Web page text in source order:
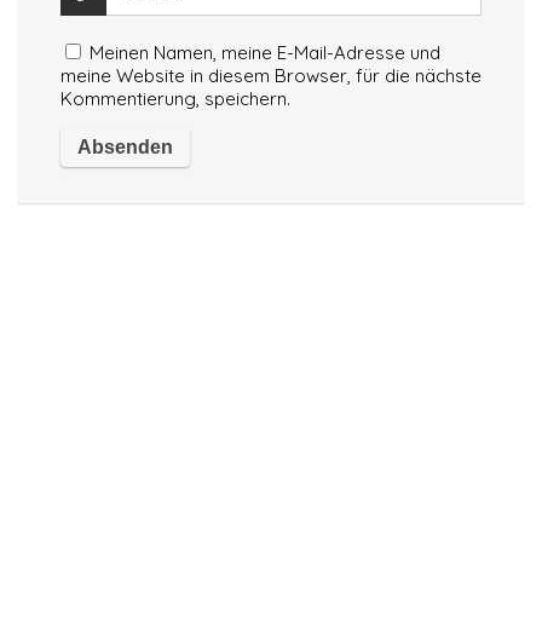
Meinen Namen, meine E-Mail-Adresse und
meine Website in diesem Browser, für die nächste
Kommentierung, speichern.